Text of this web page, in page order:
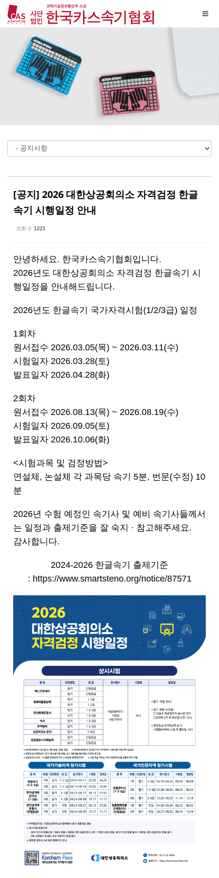
메뉴 건너뛰기
[공지] 2026 대한상공회의소 자격검정 한글
속기 시행일정 안내
조회 수 1221
안녕하세요. 한국카스속기협회입니다.
2026년도 대한상공회의소 자격검정 한글속기 시
행일정을 안내해드립니다.
2026년도 한글속기 국가자격시험(1/2/3급) 일정
1회차
원서접수 2026.03.05(목) ~ 2026.03.11(수)
시험일자 2026.03.28(토)
발표일자 2026.04.28(화)
2회차
원서접수 2026.08.13(목) ~ 2026.08.19(수)
시험일자 2026.09.05(토)
발표일자 2026.10.06(화)
<시험과목 및 검정방법>
연설체, 논설체 각 과목당 속기 5분, 번문(수정) 10
분
2026년 수험 예정인 속기사 및 예비 속기사들께서
는 일정과 출제기준을 잘 숙지 · 참고해주세요.
감사합니다.
2024-2026 한글속기 출제기준
: https://www.smartsteno.org/notice/87571